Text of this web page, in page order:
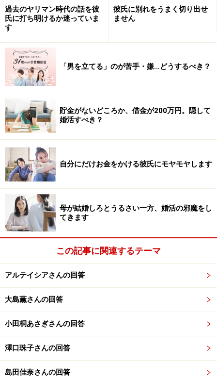
うが幸せになれる
アドバイス3：「近寄りがたさ」は、ちょっとした
アドバイス4：「モテよりマッチング」「雑魚モテ
を捨てて一本釣り」
お悩み：スキがないと言われがちです。そ
もそも「スキ」ってなんですか？
お悩み：スキがないと言われがちです。そもそも「スキ」っ
てなんですか？
■ようこさん（30歳、総務）のお悩み
私はよく「スキがないよね」と言われます。男性から
も、女性からも、です。言いたいことはわかるのです
が、地味に傷つきます。だって、「スキがない」＝「可
愛げがない」ってことですよね。
仲の良い友人は「それはきっと真面目でちゃんとして
る、頼りになるって意味だよ」と言ってくれますが、そ
そもそも「スキ」とか「可愛げ」って、何なんなのでし
ょうか。具体的に、何をどうしたら「スキ」とか「可愛
げ」がにじみでるのでしょうか。考えすぎて、もはやよ
くわからなくなってきました。
過去のヤリマン時代の話を彼
氏に打ち明けるか迷っていま
す
彼氏に別れをうまく切り出せ
ません
「男を立てる」のが苦手・嫌…どうするべき？
貯金がないどころか、借金が200万円。隠して
婚活すべき？
自分にだけお金をかける彼氏にモヤモヤします
母が結婚しろとうるさい一方、婚活の邪魔をし
てきます
この記事に関連するテーマ
アルテイシアさんの回答
大島薫さんの回答
小田桐あさぎさんの回答
澤口珠子さんの回答
島田佳奈さんの回答